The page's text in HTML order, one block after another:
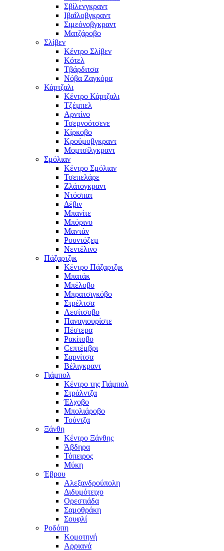
Σβίλενγκραντ
Ιβαΐλοβγκραντ
Σιμεόνοβγκραντ
Ματζάροβο
Σλίβεν
Κέντρο Σλίβεν
Κότελ
Τβάρδιτσα
Νόβα Ζαγκόρα
Κάρτζαλι
Κέντρο Κάρτζαλι
Τζέμπελ
Αρντίνο
Τσερνοότσενε
Κίρκοβο
Κρούμοβγκραντ
Μομτσίλγκραντ
Σμόλιαν
Κέντρο Σμόλιαν
Τσεπελάρε
Ζλάτογκραντ
Ντόσπατ
Δέβιν
Μπανίτε
Μπόρινο
Μαντάν
Ρουντόζεμ
Νεντέλινο
Πάζαρτζικ
Κέντρο Πάζαρτζικ
Μπατάκ
Μπέλοβο
Μπρατσιγκόβο
Στρέλτσα
Λεσίτσοβο
Παναγιουρίστε
Πέστερα
Ρακίτοβο
Сεπτέμβρι
Σαρνίτσα
Βέλιγκραντ
Γιάμπολ
Κέντρο της Γιάμπολ
Στράλντζα
Έλχοβο
Μπολιάροβο
Τούντζα
Ξάνθη
Κέντρο Ξάνθης
Άβδηρα
Τόπειρος
Μύκη
Έβρου
Αλεξανδρούπολη
Διδυμότειχο
Ορεστιάδα
Σαμοθράκη
Σουφλί
Ροδόπη
Κομοτηνή
Αρριανά